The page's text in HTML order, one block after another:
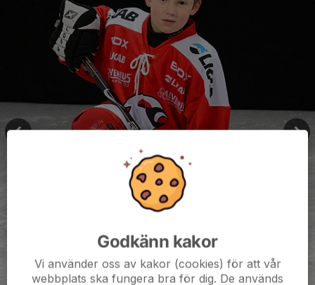
Godkänn kakor
Vi använder oss av kakor (cookies) för att vår
webbplats ska fungera bra för dig. De används